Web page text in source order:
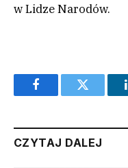
w Lidze Narodów.
FacebookTwitter
CZYTAJ DALEJ